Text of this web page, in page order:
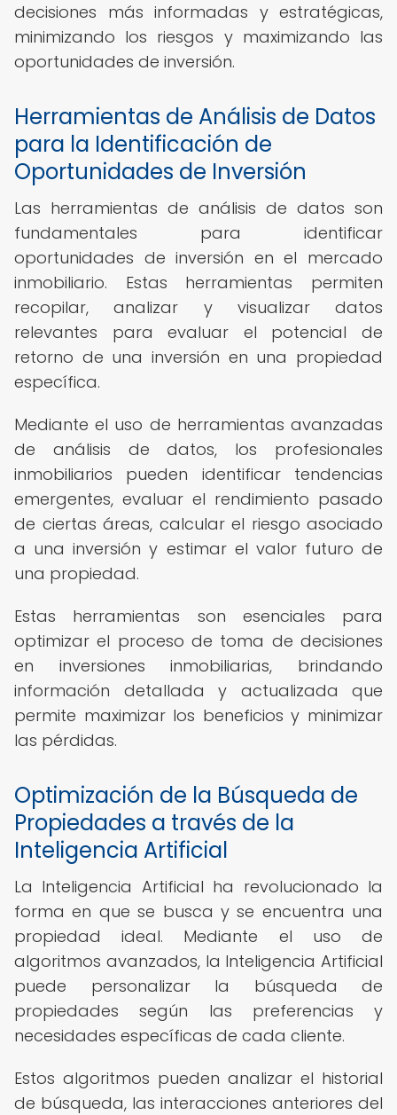
decisiones más informadas y estratégicas,
minimizando los riesgos y maximizando las
oportunidades de inversión.
Herramientas de Análisis de Datos
para la Identificación de
Oportunidades de Inversión
Las herramientas de análisis de datos son
fundamentales para identificar
oportunidades de inversión en el mercado
inmobiliario. Estas herramientas permiten
recopilar, analizar y visualizar datos
relevantes para evaluar el potencial de
retorno de una inversión en una propiedad
específica.
Mediante el uso de herramientas avanzadas
de análisis de datos, los profesionales
inmobiliarios pueden identificar tendencias
emergentes, evaluar el rendimiento pasado
de ciertas áreas, calcular el riesgo asociado
a una inversión y estimar el valor futuro de
una propiedad.
Estas herramientas son esenciales para
optimizar el proceso de toma de decisiones
en inversiones inmobiliarias, brindando
información detallada y actualizada que
permite maximizar los beneficios y minimizar
las pérdidas.
Optimización de la Búsqueda de
Propiedades a través de la
Inteligencia Artificial
La Inteligencia Artificial ha revolucionado la
forma en que se busca y se encuentra una
propiedad ideal. Mediante el uso de
algoritmos avanzados, la Inteligencia Artificial
puede personalizar la búsqueda de
propiedades según las preferencias y
necesidades específicas de cada cliente.
Estos algoritmos pueden analizar el historial
de búsqueda, las interacciones anteriores del